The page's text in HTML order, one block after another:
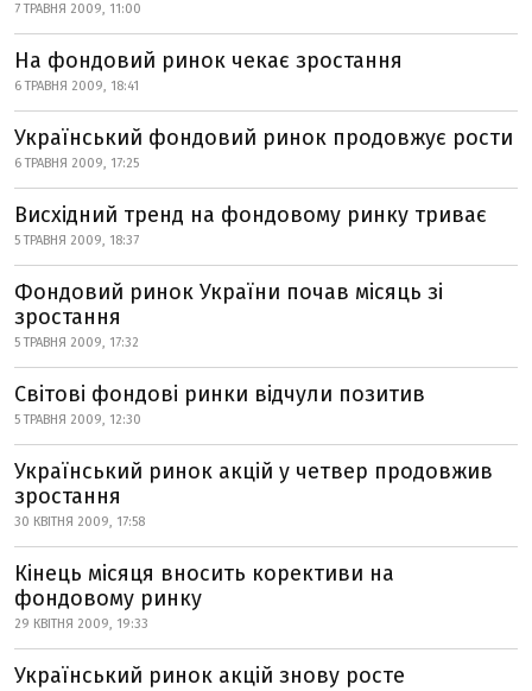
7 ТРАВНЯ 2009, 11:00
На фондовий ринок чекає зростання
6 ТРАВНЯ 2009, 18:41
Український фондовий ринок продовжує рости
6 ТРАВНЯ 2009, 17:25
Висхідний тренд на фондовому ринку триває
5 ТРАВНЯ 2009, 18:37
Фондовий ринок України почав місяць зі
зростання
5 ТРАВНЯ 2009, 17:32
Світові фондові ринки відчули позитив
5 ТРАВНЯ 2009, 12:30
Український ринок акцій у четвер продовжив
зростання
30 КВІТНЯ 2009, 17:58
Кінець місяця вносить корективи на
фондовому ринку
29 КВІТНЯ 2009, 19:33
Український ринок акцій знову росте